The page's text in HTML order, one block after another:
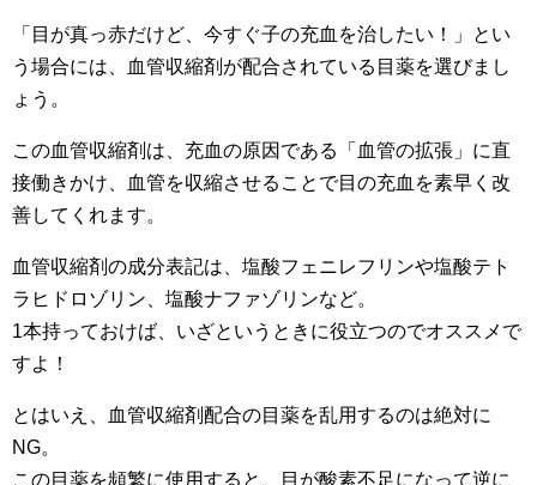
「目が真っ赤だけど、今すぐ子の充血を治したい！」とい
う場合には、血管収縮剤が配合されている目薬を選びまし
ょう。
この血管収縮剤は、充血の原因である「血管の拡張」に直
接働きかけ、血管を収縮させることで目の充血を素早く改
善してくれます。
血管収縮剤の成分表記は、塩酸フェニレフリンや塩酸テト
ラヒドロゾリン、塩酸ナファゾリンなど。
1本持っておけば、いざというときに役立つのでオススメで
すよ！
とはいえ、血管収縮剤配合の目薬を乱用するのは絶対に
NG。
この目薬を頻繁に使用すると、目が酸素不足になって逆に